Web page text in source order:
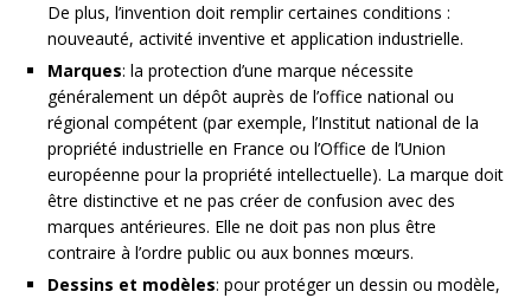
De plus, l’invention doit remplir certaines conditions :
nouveauté, activité inventive et application industrielle.
Marques: la protection d’une marque nécessite
généralement un dépôt auprès de l’office national ou
régional compétent (par exemple, l’Institut national de la
propriété industrielle en France ou l’Office de l’Union
européenne pour la propriété intellectuelle). La marque doit
être distinctive et ne pas créer de confusion avec des
marques antérieures. Elle ne doit pas non plus être
contraire à l’ordre public ou aux bonnes mœurs.
Dessins et modèles: pour protéger un dessin ou modèle,